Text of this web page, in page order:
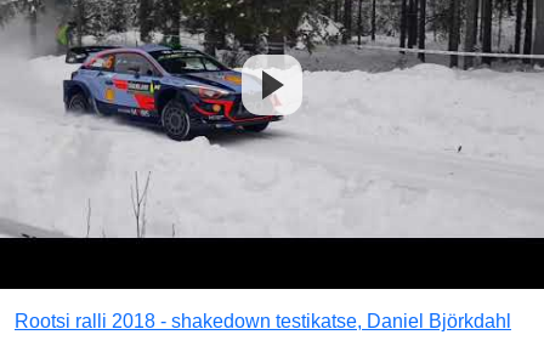
Rootsi ralli 2018 - shakedown testikatse, Daniel Björkdahl